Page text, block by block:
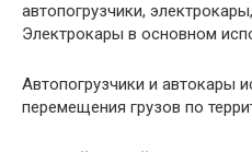
автопогрузчики,
Электрокары в основном
Автопогрузчики и автокары
перемещения грузов по